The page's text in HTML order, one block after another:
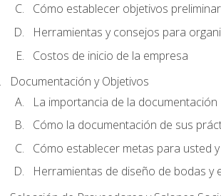
Cómo establecer objetivos
Herramientas y consejos para
Costos de inicio de la empresa
Documentación y Objetivos
La importancia de la documentación
Cómo la documentación de sus
Cómo establecer metas para usted
Herramientas de diseño de bodas y